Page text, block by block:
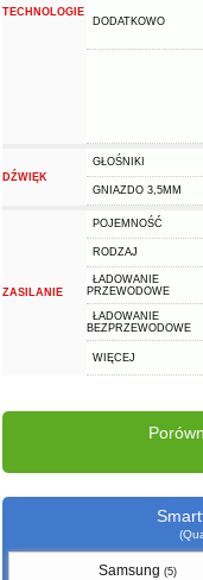
TECHNOLOGIE
DODATKOWO
DŹWIĘK
GŁOŚNIKI
GNIAZDO 3,5MM
ZASILANIE
POJEMNOŚĆ
RODZAJ
ŁADOWANIE
PRZEWODOWE
ŁADOWANIE
BEZPRZEWODOWE
WIĘCEJ
Samsung (5)